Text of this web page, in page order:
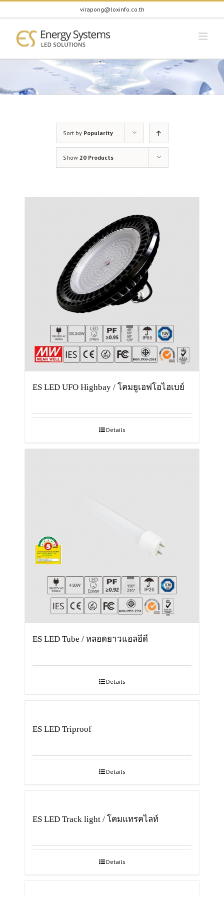
to
content
virapong@loxinfo.co.th
Sort by Popularity
Show 20 Products
ES LED UFO Highbay / โคมยูเอฟโอไฮเบย์
Details
ES LED Tube / หลอดยาวแอลอีดี
Details
ES LED Triproof
Details
ES LED Track light / โคมแทรคไลท์
Details